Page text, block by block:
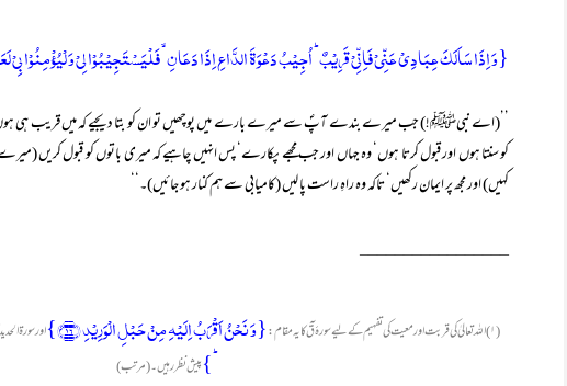
{وَ اِذَا سَاَلَکَ عِبَادِیۡ عَنِّیۡ فَاِنِّیۡ قَرِیۡبٌ ؕ اُجِیۡبُ دَعۡوَۃَ الدَّاعِ اِذَا دَعَانِ ۙ فَلۡیَسۡتَجِیۡبُوۡا لِیۡ وَ لۡیُؤۡمِنُوۡا بِیۡ
کو سنتا ہوں اور قبول کرتا ہوں‘ وہ جہاں اور جب مجھے پکارے‘ پس انہیں چاہیے کہ میری باتوں کو قبول کریں
کہیں) اور مجھ پر ایمان رکھیں‘ تاکہ وہ راہِ راست پا لیں (کامیابی سے ہم کنار ہو جائیں)۔‘‘
_________________
(۱) اللہ تعالیٰ کی قربت اور معیت کی تفہیم کے لیے سورۂ قٓ کا یہ مقام: {وَ نَحۡنُ اَقۡرَبُ اِلَیۡہِ مِنۡ حَبۡلِ الۡوَرِیۡدِ ﴿۱۶﴾} اور سورۃ
ؕ}پیش نظر رہیں۔ (مرتب)